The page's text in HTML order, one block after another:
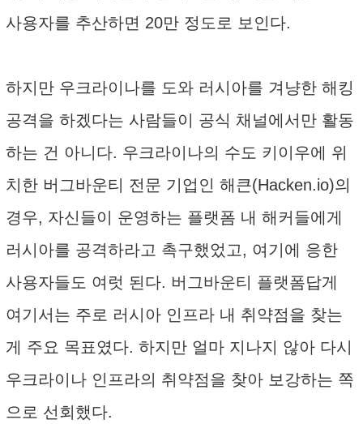
사용자를 추산하면 20만 정도로 보인다.
하지만 우크라이나를 도와 러시아를 겨냥한 해킹
공격을 하겠다는 사람들이 공식 채널에서만 활동
하는 건 아니다. 우크라이나의 수도 키이우에 위
치한 버그바운티 전문 기업인 해큰(Hacken.io)의
경우, 자신들이 운영하는 플랫폼 내 해커들에게
러시아를 공격하라고 촉구했었고, 여기에 응한
사용자들도 여럿 된다. 버그바운티 플랫폼답게
여기서는 주로 러시아 인프라 내 취약점을 찾는
게 주요 목표였다. 하지만 얼마 지나지 않아 다시
우크라이나 인프라의 취약점을 찾아 보강하는 쪽
으로 선회했다.